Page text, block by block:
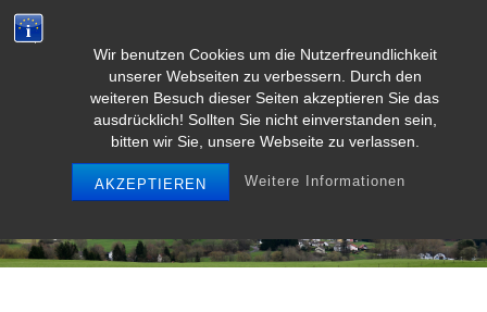
Wir benutzen Cookies um die Nutzerfreundlichkeit
unserer Webseiten zu verbessern. Durch den
weiteren Besuch dieser Seiten akzeptieren Sie das
ausdrücklich! Sollten Sie nicht einverstanden sein,
bitten wir Sie, unsere Webseite zu verlassen.
AKZEPTIEREN Weitere Informationen
Weidenbach/Eifel
MENU